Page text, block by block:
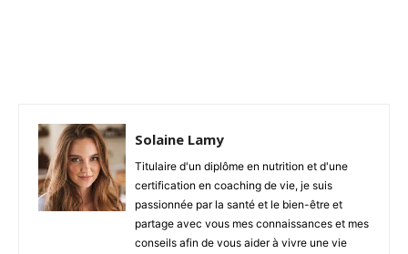
Solaine Lamy
Titulaire d'un diplôme en nutrition et d'une
certification en coaching de vie, je suis
passionnée par la santé et le bien-être et
partage avec vous mes connaissances et mes
conseils afin de vous aider à vivre une vie